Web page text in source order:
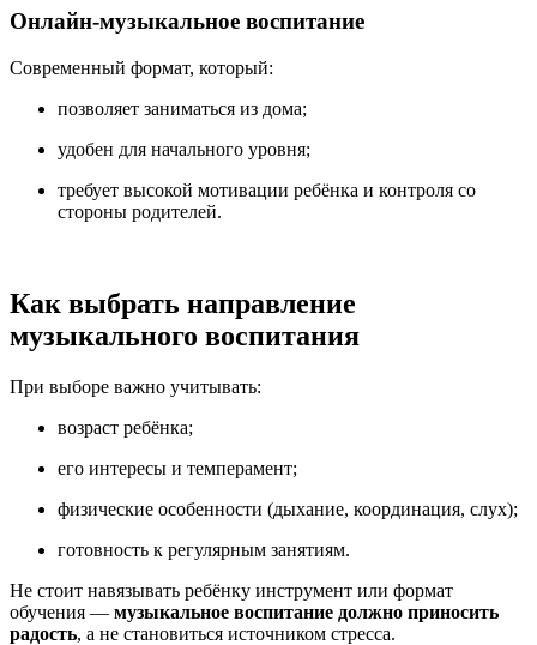
Онлайн-музыкальное воспитание
Современный формат, который:
позволяет заниматься из дома;
удобен для начального уровня;
требует высокой мотивации ребёнка и контроля со
стороны родителей.
Как выбрать направление
музыкального воспитания
При выборе важно учитывать:
возраст ребёнка;
его интересы и темперамент;
физические особенности (дыхание, координация, слух);
готовность к регулярным занятиям.
Не стоит навязывать ребёнку инструмент или формат
обучения — музыкальное воспитание должно приносить
радость, а не становиться источником стресса.